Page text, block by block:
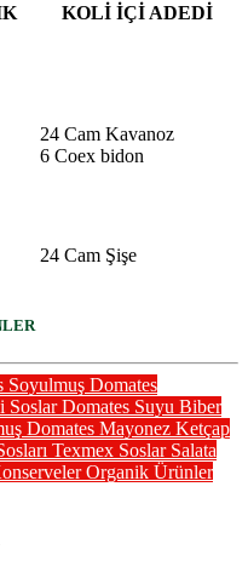
KOLİ İÇİ ADEDİ
24 Cam Kavanoz
6 Coex bidon
24 Cam Şişe
Soyulmuş Domates
SoslarDomates Suyu Biber
Domates Mayonez Ketçap
Texmex Soslar Salata
Organik Ürünler